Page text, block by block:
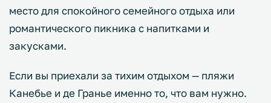
место для спокойного семейного отдыха или
романтического пикника с напитками и
закусками.
Если вы приехали за тихим отдыхом — пляжи
Канебье и де Гранье именно то, что вам нужно.